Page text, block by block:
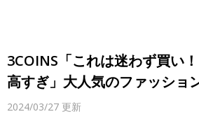
3COINS「これは迷わず買い
高すぎ」大人気のファッショ
2024/03/27 更新